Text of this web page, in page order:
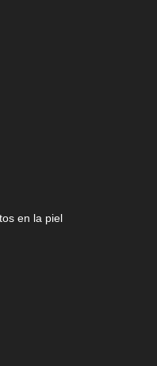
en la piel